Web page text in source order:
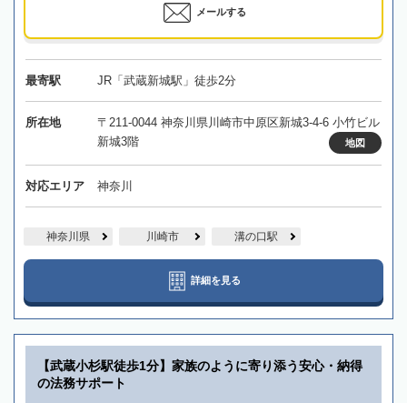
メールする
最寄駅 JR「武蔵新城駅」徒歩2分
所在地
〒211-0044 神奈川県川崎市中原区新城3-4-6 小竹ビル
新城3階
地図
対応エリア 神奈川
神奈川県 川崎市 溝の口駅
詳細を見る
【武蔵小杉駅徒歩1分】家族のように寄り添う安心・納得
の法務サポート